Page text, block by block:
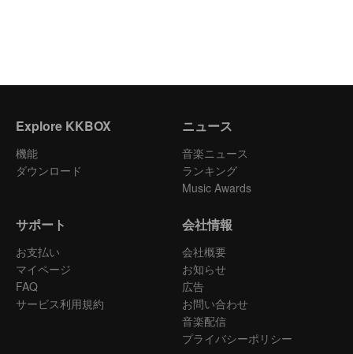
Explore KKBOX
機能
ダウンロード
ニュース
音楽ニュース
ランキング
Music Awards
サポート
お支払い
マイページ
FAQ
サービス利用規約
会社情報
会社概要
お知らせ
広告
お問い合わせ
音楽配信
プライバシーポリシー